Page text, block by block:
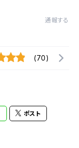
通報する
(70)
ポスト